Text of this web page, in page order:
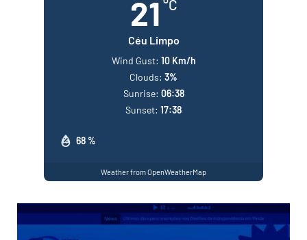
21 °C
Céu Limpo
68 %
Wind Gust: 10 Km/h
Clouds: 3%
Sunrise: 06:38
Sunset: 17:38
Weather from OpenWeatherMap